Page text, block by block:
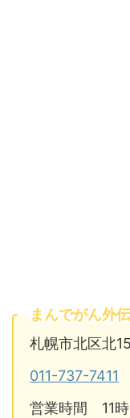
まんでがん外伝
札幌市北区北
011-737-7411
営業時間 11